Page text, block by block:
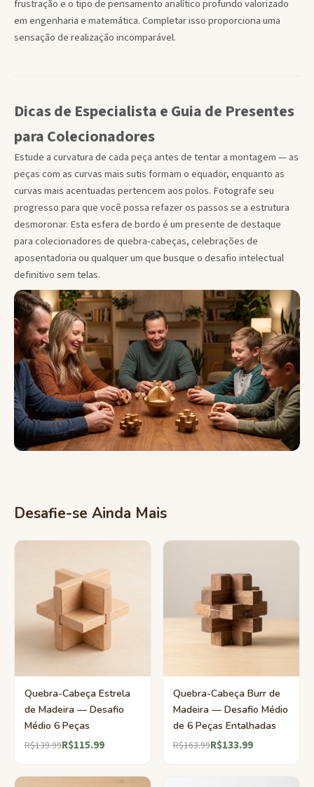
frustração e o tipo de pensamento analítico profundo valorizado
em engenharia e matemática. Completar isso proporciona uma
sensação de realização incomparável.
Dicas de Especialista e Guia de Presentes
para Colecionadores
Estude a curvatura de cada peça antes de tentar a montagem — as
peças com as curvas mais sutis formam o equador, enquanto as
curvas mais acentuadas pertencem aos polos. Fotografe seu
progresso para que você possa refazer os passos se a estrutura
desmoronar. Esta esfera de bordo é um presente de destaque
para colecionadores de quebra-cabeças, celebrações de
aposentadoria ou qualquer um que busque o desafio intelectual
definitivo sem telas.
Desafie-se Ainda Mais
Quebra-Cabeça Estrela
de Madeira — Desafio
Médio 6 Peças
R$139.99R$115.99
Quebra-Cabeça Burr de
Madeira — Desafio Médio
de 6 Peças Entalhadas
R$163.99R$133.99